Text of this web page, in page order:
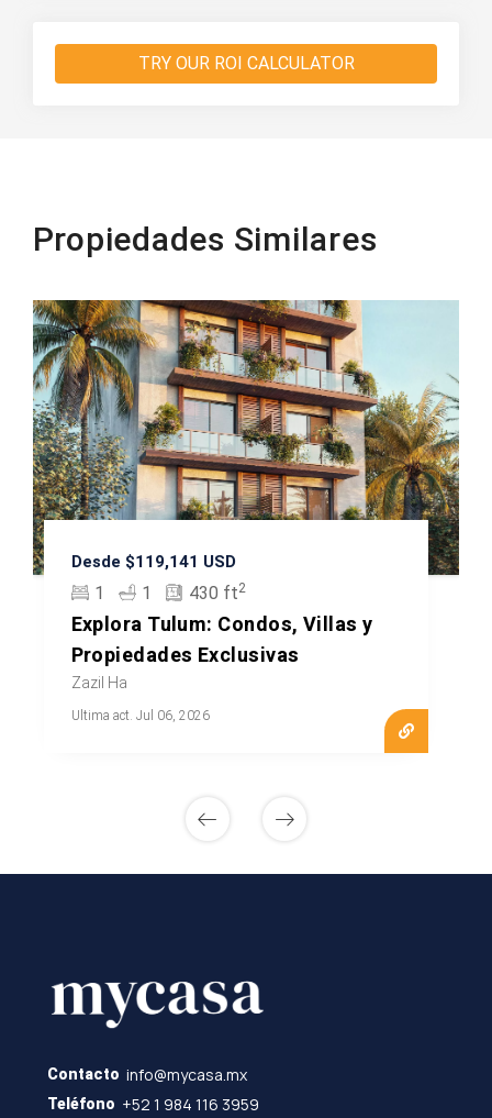
TRY OUR ROI CALCULATOR
Propiedades Similares
Desde $119,141 USD
1 1 430 ft2
Explora Tulum: Condos, Villas y
Propiedades Exclusivas
Zazil Ha
Ultima act. Jul 06, 2026
Contacto info@mycasa.mx
Teléfono +52 1 984 116 3959